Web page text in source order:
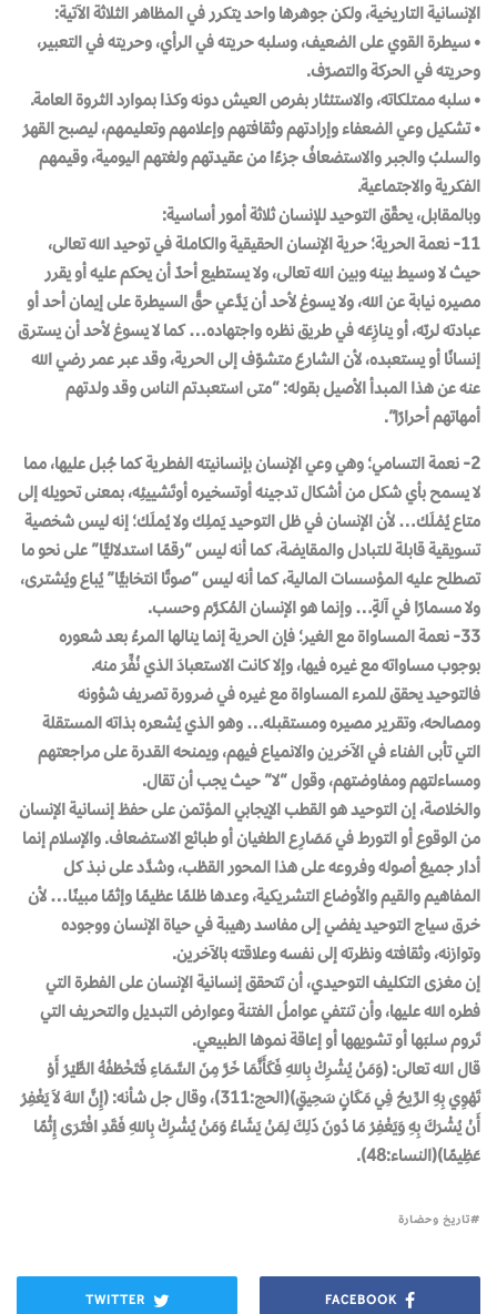
الإنسانية التاريخية، ولكن جوهرها واحد يتكرر في المظاهر الثلاثة الآتية:
• سيطرة القوي على الضعيف، وسلبه حريته في الرأي، وحريته في التعبير،
وحريته في الحركة والتصرّف.
• سلبه ممتلكاته، والاستئثار بفرص العيش دونه وكذا بموارد الثروة العامة.
• تشكيل وعي الضعفاء وإرادتهم وثقافتهم وإعلامهم وتعليمهم، ليصبح القهرُ
والسلبُ والجبر والاستضعافُ جزءًا من عقيدتهم ولغتهم اليومية، وقيمهم
الفكرية والاجتماعية.
وبالمقابل، يحقّق التوحيد للإنسان ثلاثة أمور أساسية:
11- نعمة الحرية؛ حرية الإنسان الحقيقية والكاملة في توحيد الله تعالى،
حيث لا وسيط بينه وبين الله تعالى، ولا يستطيع أحدٌ أن يحكم عليه أو يقرر
مصيره نيابة عن الله، ولا يسوغ لأحد أن يَدَّعي حقَّ السيطرة على إيمان أحد أو
عبادته لربّه، أو ينازِعَه في طريق نظره واجتهاده… كما لا يسوغ لأحد أن يسترق
إنسانًا أو يستعبده، لأن الشارعَ متشوّف إلى الحرية، وقد عبر عمر رضي الله
عنه عن هذا المبدأ الأصيل بقوله: “متى استعبدتم الناس وقد ولدتهم
أمهاتهم أحرارًا”.
2- نعمة التسامي؛ وهي وعي الإنسان بإنسانيته الفطرية كما جُبل عليها، مما
لا يسمح بأي شكل من أشكال تدجينه أوتسخيره أوتَشييئِه، بمعنى تحويله إلى
متاع يُمْلَك… لأن الإنسان في ظل التوحيد يَملِك ولا يُملَك؛ إنه ليس شخصية
تسويقية قابلة للتبادل والمقايضة، كما أنه ليس “رقمًا استدلاليًّا” على نحو ما
تصطلح عليه المؤسسات المالية، كما أنه ليس “صوتًا انتخابيًّا” يُباع ويُشترى،
ولا مسمارًا في آلةٍ… وإنما هو الإنسان المُكرَّم وحسب.
33- نعمة المساواة مع الغير؛ فإن الحرية إنما ينالها المرءُ بعد شعوره
بوجوب مساواته مع غيره فيها، وإلا كانت الاستعبادَ الذي نُفِّرَ منه.
فالتوحيد يحقق للمرء المساواة مع غيره في ضرورة تصريف شؤونه
ومصالحه، وتقرير مصيره ومستقبله… وهو الذي يُشعره بذاته المستقلة
التي تأبى الفناء في الآخرين والانمياع فيهم، ويمنحه القدرة على مراجعتهم
ومساءلتهم ومفاوضتهم، وقول “لا” حيث يجب أن تقال.
والخلاصة، إن التوحيد هو القطب الإيجابي المؤتمن على حفظ إنسانية الإنسان
من الوقوع أو التورط في مَصَارِع الطغيان أو طبائع الاستضعاف. والإسلام إنما
أدار جميعَ أصوله وفروعه على هذا المحور القطْب، وشدَّد على نبذ كل
المفاهيم والقيم والأوضاع التشريكية، وعدها ظلمًا عظيمًا وإثمًا مبينًا… لأن
خرق سياج التوحيد يفضي إلى مفاسد رهيبة في حياة الإنسان ووجوده
وتوازنه، وثقافته ونظرته إلى نفسه وعلاقته بالآخرين.
إن مغزى التكليف التوحيدي، أن تتحقق إنسانية الإنسان على الفطرة التي
فطره الله عليها، وأن تنتفي عواملُ الفتنة وعوارض التبديل والتحريف التي
تَروم سلبَها أو تشويهها أو إعاقة نموها الطبيعي.
قال الله تعالى: (وَمَنْ يُشْرِكْ بِاللهِ فَكَأَنَّمَا خَرَّ مِنَ السَّمَاءِ فَتَخْطَفُهُ الطَّيْرُ أَوْ
تَهْوِي بِهِ الرِّيحُ فِي مَكَانٍ سَحِيقٍ)(الحج:311)، وقال جل شأنه: (إِنَّ اللهَ لاَ يَغْفِرُ
أَنْ يُشْرَكَ بِهِ وَيَغْفِرُ مَا دُونَ ذَلِكَ لِمَنْ يَشَاءُ وَمَنْ يُشْرِكْ بِاللهِ فَقَدِ افْتَرَى إِثْمًا
عَظِيمًا)(النساء:48).
تاريخ وحضارة
FACEBOOK
TWITTER